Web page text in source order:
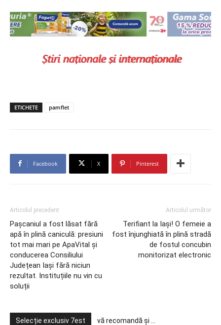
ETICHETE pamflet
Facebook X Pinterest
Articolul precedent
Pașcaniul a fost lăsat fără
apă în plină caniculă: presiuni
tot mai mari pe ApaVital și
conducerea Consiliului
Județean Iași fără niciun
rezultat. Instituțiile nu vin cu
soluții
Articolul următor
Terifiant la Iași! O femeie a
fost înjunghiată în plină stradă
de fostul concubin
monitorizat electronic
Selecție exclusiv 7est vă recomandă și ...